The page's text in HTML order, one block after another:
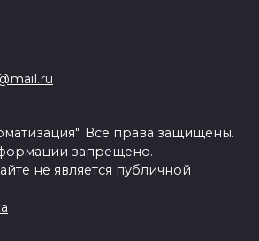
Все права защищены.
запрещено.
не является публичной